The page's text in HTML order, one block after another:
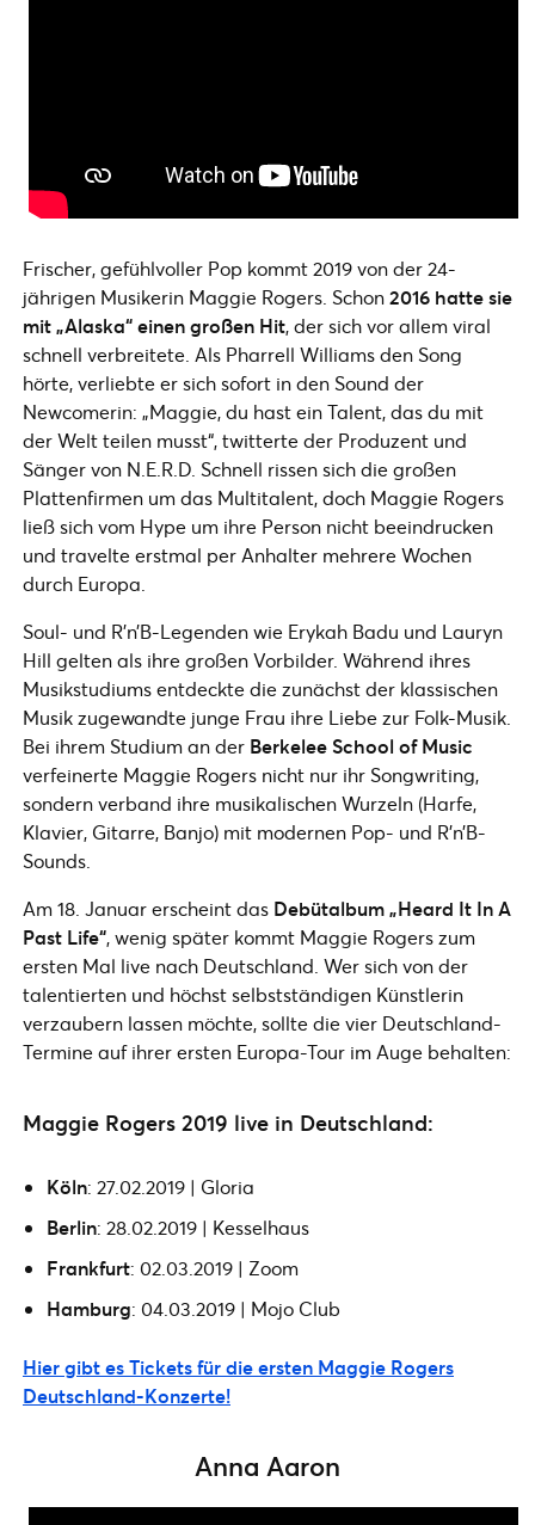
Frischer, gefühlvoller Pop kommt 2019 von der 24-
jährigen Musikerin Maggie Rogers. Schon2016 hatte sie
mit „Alaska“ einen großen Hit, der sich vor allem viral
schnell verbreitete. Als Pharrell Williams den Song
hörte, verliebte er sich sofort in den Sound der
Newcomerin: „Maggie, du hast ein Talent, das du mit
der Welt teilen musst“, twitterte der Produzent und
Sänger von N.E.R.D. Schnell rissen sich die großen
Plattenfirmen um das Multitalent, doch Maggie Rogers
ließ sich vom Hype um ihre Person nicht beeindrucken
und travelte erstmal per Anhalter mehrere Wochen
durch Europa.
Soul- und R’n’B-Legenden wie Erykah Badu und Lauryn
Hill gelten als ihre großen Vorbilder. Während ihres
Musikstudiums entdeckte die zunächst der klassischen
Musik zugewandte junge Frau ihre Liebe zur Folk-Musik.
Bei ihrem Studium an der Berkelee School of Music
verfeinerte Maggie Rogers nicht nur ihr Songwriting,
sondern verband ihre musikalischen Wurzeln (Harfe,
Klavier, Gitarre, Banjo) mit modernen Pop- und R’n’B-
Sounds.
Am 18. Januar erscheint das Debütalbum „Heard It In A
Past Life“, wenig später kommt Maggie Rogers zum
ersten Mal live nach Deutschland. Wer sich von der
talentierten und höchst selbstständigen Künstlerin
verzaubern lassen möchte, sollte die vier Deutschland-
Termine auf ihrer ersten Europa-Tour im Auge behalten:
Maggie Rogers 2019 live in Deutschland:
Köln: 27.02.2019 | Gloria
Berlin: 28.02.2019 | Kesselhaus
Frankfurt: 02.03.2019 | Zoom
Hamburg: 04.03.2019 | Mojo Club
Hier gibt es Tickets für die ersten Maggie Rogers
Deutschland-Konzerte!
Anna Aaron